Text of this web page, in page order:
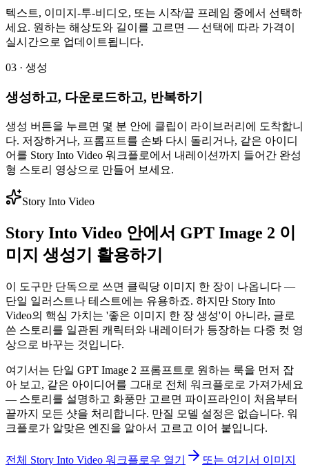
텍스트, 이미지-투-비디오, 또는 시작/끝 프레임 중에서 선택하
세요. 원하는 해상도와 길이를 고르면 — 선택에 따라 가격이
실시간으로 업데이트됩니다.
03 · 생성
생성하고, 다운로드하고, 반복하기
생성 버튼을 누르면 몇 분 안에 클립이 라이브러리에 도착합니
다. 저장하거나, 프롬프트를 손봐 다시 돌리거나, 같은 아이디
어를 Story Into Video 워크플로에서 내레이션까지 들어간 완성
형 스토리 영상으로 만들어 보세요.
Story Into Video
Story Into Video 안에서 GPT Image 2 이
미지 생성기 활용하기
이 도구만 단독으로 쓰면 클릭당 이미지 한 장이 나옵니다 —
단일 일러스트나 테스트에는 유용하죠. 하지만 Story Into
Video의 핵심 가치는 '좋은 이미지 한 장 생성'이 아니라, 글로
쓴 스토리를 일관된 캐릭터와 내레이터가 등장하는 다중 컷 영
상으로 바꾸는 것입니다.
여기서는 단일 GPT Image 2 프롬프트로 원하는 룩을 먼저 잡
아 보고, 같은 아이디어를 그대로 전체 워크플로로 가져가세요
— 스토리를 설명하고 화풍만 고르면 파이프라인이 처음부터
끝까지 모든 샷을 처리합니다. 만질 모델 설정은 없습니다. 워
크플로가 알맞은 엔진을 알아서 고르고 이어 붙입니다.
전체 Story Into Video 워크플로우 열기
또는 여기서 이미지